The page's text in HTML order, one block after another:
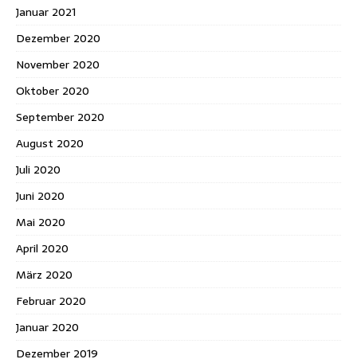
Januar 2021
Dezember 2020
November 2020
Oktober 2020
September 2020
August 2020
Juli 2020
Juni 2020
Mai 2020
April 2020
März 2020
Februar 2020
Januar 2020
Dezember 2019